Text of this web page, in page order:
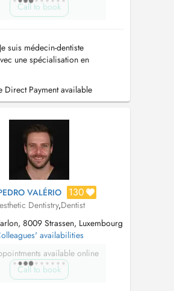
Call to book
suis médecin-dentiste
une spécialisation en
Orale Esthétique. Au fil des ans,
des techniques et de la
à la réhabilitation esthétique
céramique, ce qui m...
Payment available
VALÉRIO 130
Dentistry,Dentist
8009 Strassen, Luxembourg
availabilities
available online
Call to book